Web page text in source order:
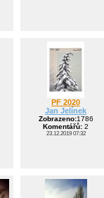
PF 2020
Jan Jelínek
Zobrazeno:1786
Komentářů: 2
23.12.2019 07:32